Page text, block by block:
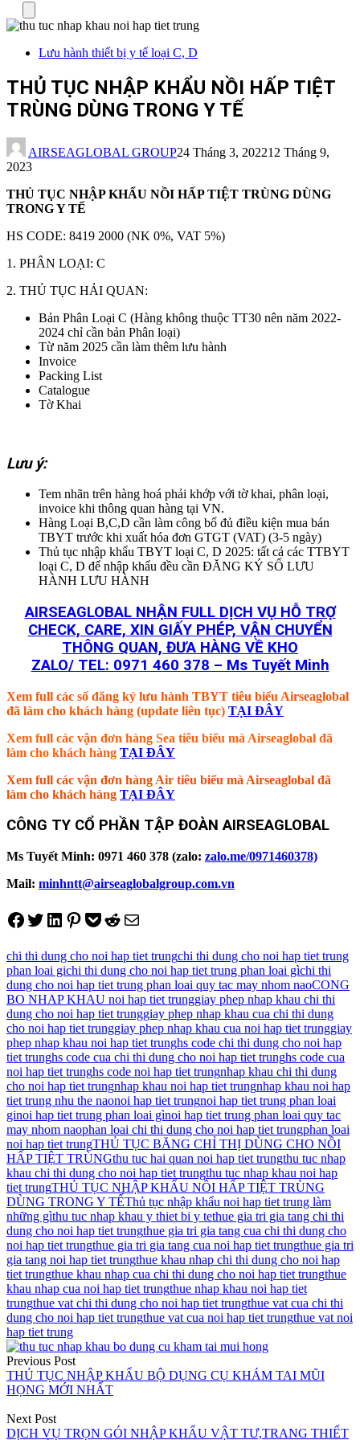
Lưu hành thiết bị y tế loại C, D
THỦ TỤC NHẬP KHẨU NỒI HẤP TIỆT
TRÙNG DÙNG TRONG Y TẾ
AIRSEAGLOBAL GROUP24 Tháng 3, 202212 Tháng 9,
2023
THỦ TỤC NHẬP KHẨU NỒI HẤP TIỆT TRÙNG DÙNG
TRONG Y TẾ
HS CODE: 8419 2000 (NK 0%, VAT 5%)
1. PHÂN LOẠI: C
2. THỦ TỤC HẢI QUAN:
Bản Phân Loại C (Hàng không thuộc TT30 nên năm 2022-
2024 chỉ cần bản Phân loại)
Từ năm 2025 cần làm thêm lưu hành
Invoice
Packing List
Catalogue
Tờ Khai
Lưu ý:
Tem nhãn trên hàng hoá phải khớp với tờ khai, phân loại,
invoice khi thông quan hàng tại VN.
Hàng Loại B,C,D cần làm công bố đủ điều kiện mua bán
TBYT trước khi xuất hóa đơn GTGT (VAT) (3-5 ngày)
Thủ tục nhập khẩu TBYT loại C, D 2025: tất cả các TTBYT
loại C, D để nhập khẩu đều cần ĐĂNG KÝ SỐ LƯU
HÀNH LƯU HÀNH
AIRSEAGLOBAL NHẬN FULL DỊCH VỤ HỖ TRỢ
CHECK, CARE, XIN GIẤY PHÉP, VẬN CHUYỂN
THÔNG QUAN, ĐƯA HÀNG VỀ KHO
ZALO/ TEL: 0971 460 378 – Ms Tuyết Minh
Xem full các số đăng ký lưu hành TBYT tiêu biểu Airseaglobal
đã làm cho khách hàng (update liên tục) TẠI ĐÂY
Xem full các vận đơn hàng Sea tiêu biểu mà Airseaglobal đã
làm cho khách hàng TẠI ĐÂY
Xem full các vận đơn hàng Air tiêu biểu mà Airseaglobal đã
làm cho khách hàng TẠI ĐÂY
CÔNG TY CỔ PHẦN TẬP ĐOÀN AIRSEAGLOBAL
Ms Tuyết Minh: 0971 460 378 (zalo: zalo.me/0971460378)
Mail: minhntt@airseaglobalgroup.com.vn
Share on Facebook
Tweet on Twitter
Share on LinkedIn
Pin on Pinterest
Save to pocket
Share on Reddit
Share via Email
chi thi dung cho noi hap tiet trungchi thi dung cho noi hap tiet trung
phan loai gichi thi dung cho noi hap tiet trung phan loai gìchi thi
dung cho noi hap tiet trung phan loai quy tac may nhom naoCONG
BO NHAP KHAU noi hap tiet trunggiay phep nhap khau chi thi
dung cho noi hap tiet trunggiay phep nhap khau cua chi thi dung
cho noi hap tiet trunggiay phep nhap khau cua noi hap tiet trunggiay
phep nhap khau noi hap tiet trunghs code chi thi dung cho noi hap
tiet trunghs code cua chi thi dung cho noi hap tiet trunghs code cua
noi hap tiet trunghs code noi hap tiet trungnhap khau chi thi dung
cho noi hap tiet trungnhap khau noi hap tiet trungnhap khau noi hap
tiet trung nhu the naonoi hap tiet trungnoi hap tiet trung phan loai
ginoi hap tiet trung phan loai gìnoi hap tiet trung phan loai quy tac
may nhom naophan loai chi thi dung cho noi hap tiet trungphan loai
noi hap tiet trungTHỦ TỤC BĂNG CHỈ THỊ DÙNG CHO NỒI
HẤP TIỆT TRÙNGthu tuc hai quan noi hap tiet trungthu tuc nhap
khau chi thi dung cho noi hap tiet trungthu tuc nhap khau noi hap
tiet trungTHỦ TỤC NHẬP KHẨU NỒI HẤP TIỆT TRÙNG
DÙNG TRONG Y TẾThủ tục nhập khẩu noi hap tiet trung làm
những gìthu tuc nhap khau y thiet bi y tethue gia tri gia tang chi thi
dung cho noi hap tiet trungthue gia tri gia tang cua chi thi dung cho
noi hap tiet trungthue gia tri gia tang cua noi hap tiet trungthue gia tri
gia tang noi hap tiet trungthue khau nhap chi thi dung cho noi hap
tiet trungthue khau nhap cua chi thi dung cho noi hap tiet trungthue
khau nhap cua noi hap tiet trungthue nhap khau noi hap tiet
trungthue vat chi thi dung cho noi hap tiet trungthue vat cua chi thi
dung cho noi hap tiet trungthue vat cua noi hap tiet trungthue vat noi
hap tiet trung
Điều
hướng
bài
viết
Previous Post
THỦ TỤC NHẬP KHẨU BỘ DỤNG CỤ KHÁM TAI MŨI
HỌNG MỚI NHẤT
Next Post
DỊCH VỤ TRỌN GÓI NHẬP KHẨU VẬT TƯ,TRANG THIẾT